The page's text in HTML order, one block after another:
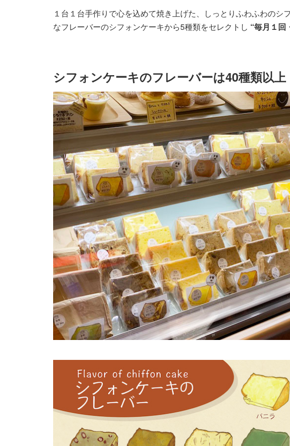
１台１台手作りで心を込めて焼き上げた、しっとりふわふわのシ
なフレーバーのシフォンケーキから5種類をセレクトし “毎月１回
シフォンケーキのフレーバーは40種類以上